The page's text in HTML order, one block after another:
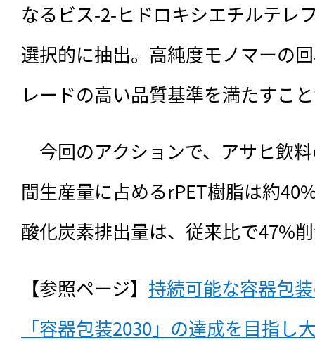
なるビス-2-ヒドロキシエチルテレ
選択的に抽出。高純度モノマーの
レードの高い品質基準を満たすこ
今回のアクションで、アサヒ飲
間生産量に占めるrPET樹脂は約
酸化炭素排出量は、従来比で47%
【参照ページ】 持続可能な容器包
「容器包装2030」の達成を目指し